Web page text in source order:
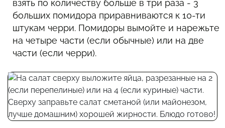
взять по количеству больше в три раза - 3
больших помидора приравниваются к 10-ти
штукам черри. Помидоры вымойте и нарежьте
на четыре части (если обычные) или на две
части (если черри).